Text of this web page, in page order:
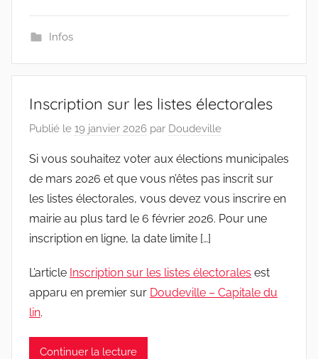
Infos
Inscription sur les listes électorales
Publié le 19 janvier 2026 par Doudeville
Si vous souhaitez voter aux élections municipales
de mars 2026 et que vous n’êtes pas inscrit sur
les listes électorales, vous devez vous inscrire en
mairie au plus tard le 6 février 2026. Pour une
inscription en ligne, la date limite […]
L’article Inscription sur les listes électorales est
apparu en premier sur Doudeville – Capitale du
lin.
Continuer la lecture